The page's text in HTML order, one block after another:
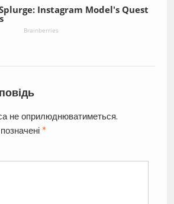
Instagram Model's Quest
Brainberries
не оприлюднюватиметься.
*